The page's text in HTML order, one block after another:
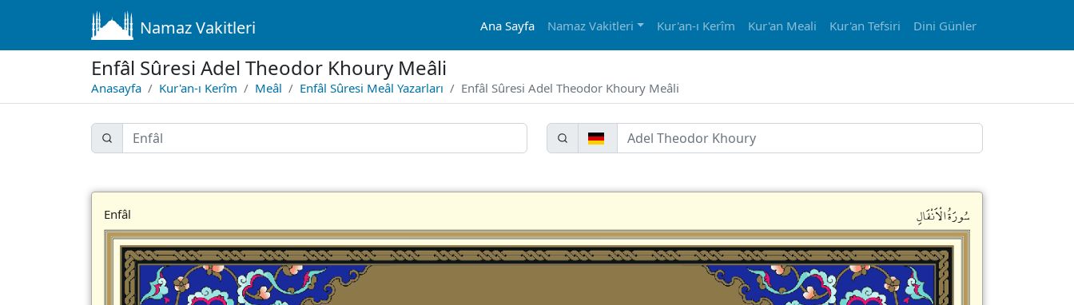
Namaz Vakitleri Ana Sayfa Namaz Vakitleri Kur'an-ı Kerîm Kur'an Meali Kur'an Tefsiri Dini Günler
Enfâl Sûresi Adel Theodor Khoury Meâli
Anasayfa Kur'an-ı Kerîm Meâl Enfâl Sûresi Meâl Yazarları Enfâl Sûresi Adel Theodor Khoury Meâli
Enfâl سُورَةُالْاَنْفَالِ